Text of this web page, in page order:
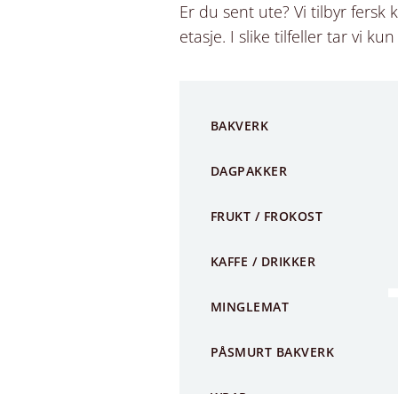
Er du sent ute? Vi tilbyr fersk
etasje. I slike tilfeller tar vi
BAKVERK
DAGPAKKER
FRUKT / FROKOST
KAFFE / DRIKKER
MINGLEMAT
PÅSMURT BAKVERK